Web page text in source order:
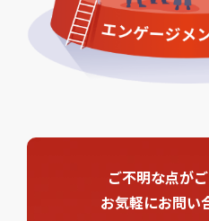
ご不明な点が
お気軽にお問い